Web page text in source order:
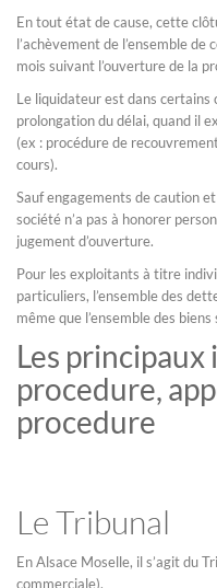
En tout état de cause, cette
l’achèvement de l’ensemble
mois suivant l’ouverture de la
Le liquidateur est dans certains
prolongation du délai, quand il
(ex : procédure de
cours).
Sauf engagements de caution
société n’a pas à honorer
jugement d’ouverture.
Pour les exploitants à titre
particuliers, l’ensemble des
même que l’ensemble des
Les
procedure,
procedure
Le Tribunal
En Alsace Moselle, il s’agit du
commerciale).